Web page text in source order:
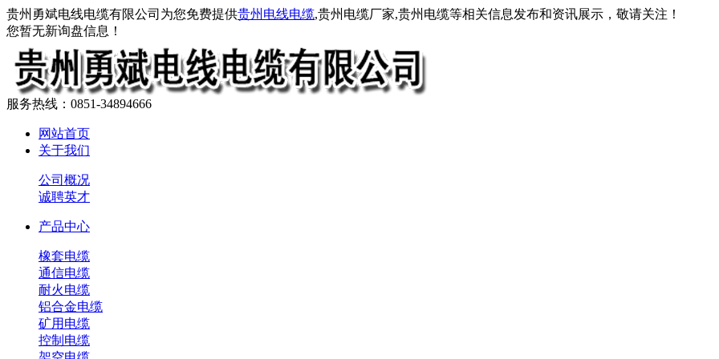
贵州勇斌电线电缆有限公司为您免费提供贵州电线电缆,贵州电缆厂家,贵州电缆等相关信息发布和资讯展示，敬请关注！
您暂无新询盘信息！
服务热线：0851-34894666
网站首页
关于我们
公司概况
诚聘英才
产品中心
橡套电缆
通信电缆
耐火电缆
铝合金电缆
矿用电缆
控制电缆